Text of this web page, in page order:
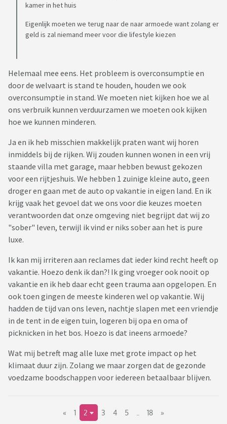
kamer in het huis
Eigenlijk moeten we terug naar de naar armoede want zolang er
geld is zal niemand meer voor die lifestyle kiezen
Helemaal mee eens. Het probleem is overconsumptie en
door de welvaart is stand te houden, houden we ook
overconsumptie in stand. We moeten niet kijken hoe we al
ons verbruik kunnen verduurzamen we moeten ook kijken
hoe we kunnen minderen.
Ja en ik heb misschien makkelijk praten want wij horen
inmiddels bij de rijken. Wij zouden kunnen wonen in een vrij
staande villa met garage, maar hebben bewust gekozen
voor een rijtjeshuis. We hebben 1 zuinige kleine auto, geen
droger en gaan met de auto op vakantie in eigen land. En ik
krijg vaak het gevoel dat we ons voor die keuzes moeten
verantwoorden dat onze omgeving niet begrijpt dat wij zo
"sober" leven, terwijl ik vind er niks sober aan het is pure
luxe.
Ik kan mij irriteren aan reclames dat ieder kind recht heeft op
vakantie. Hoezo denk ik dan?! Ik ging vroeger ook nooit op
vakantie en ik heb daar echt geen trauma aan opgelopen. En
ook toen gingen de meeste kinderen wel op vakantie. Wij
hadden de tijd van ons leven, nachtje slapen met een vriendje
in de tent in de eigen tuin, logeren bij opa en oma of
picknicken in het bos. Hoezo is dat ineens armoede?
Wat mij betreft mag alle luxe met grote impact op het
klimaat duur zijn. Zolang we maar zorgen dat de gezonde
voedzame boodschappen voor iedereen betaalbaar blijven.
« 1 2 3 4 5 18 »